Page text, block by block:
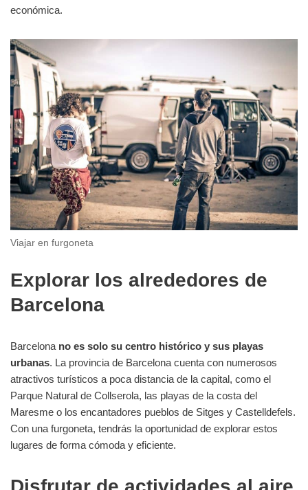
económica.
Viajar en furgoneta
Explorar los alrededores de
Barcelona
Barcelona no es solo su centro histórico y sus playas
urbanas. La provincia de Barcelona cuenta con numerosos
atractivos turísticos a poca distancia de la capital, como el
Parque Natural de Collserola, las playas de la costa del
Maresme o los encantadores pueblos de Sitges y Castelldefels.
Con una furgoneta, tendrás la oportunidad de explorar estos
lugares de forma cómoda y eficiente.